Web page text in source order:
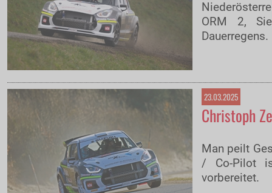
ORM 2,
Dauerregens.
23.03.2025
Christoph
Man peilt
/ Co-Pilot
vorbereitet.